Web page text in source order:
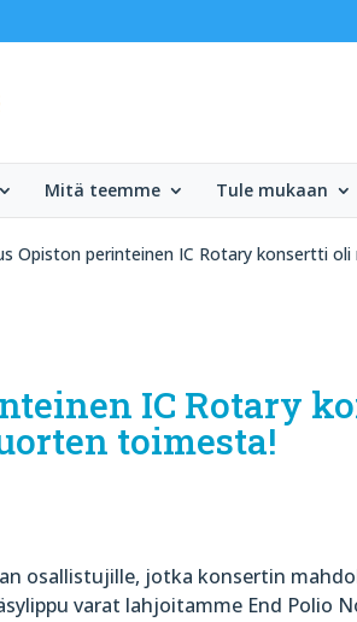
Mitä teemme Tule mukaan
Opiston perinteinen IC Rotary konsertti
IC Rotary
toimesta!
osallistujille, jotka konsertin
varat lahjoitamme End Polio